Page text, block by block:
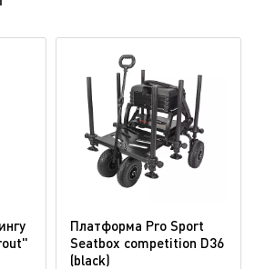
Платформа Pro Sport
Seatbox competition D36
(blaсk)